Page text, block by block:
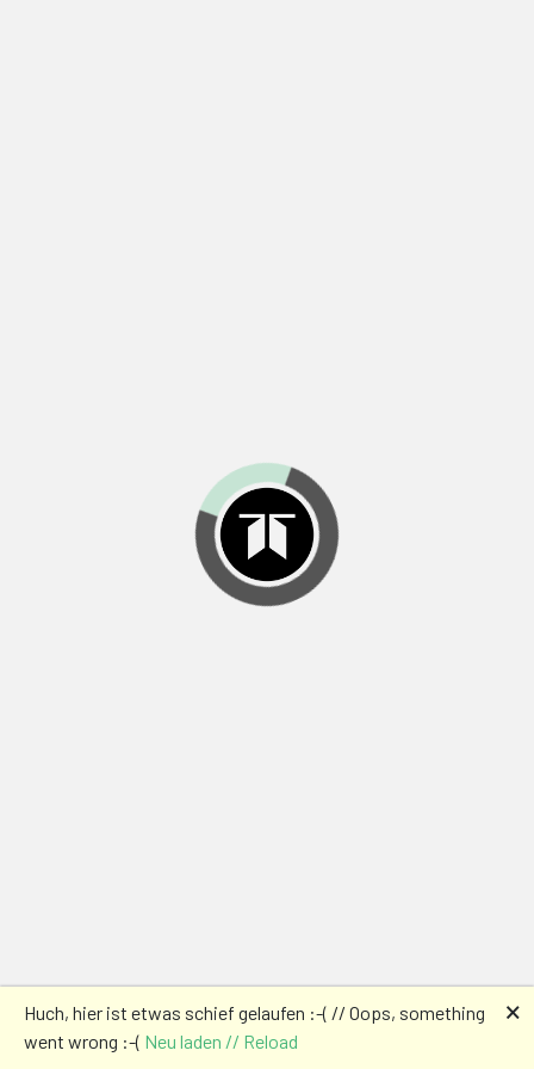
Huch, hier ist etwas schief gelaufen :-( // Oops, something
went wrong :-( Neu laden // Reload
🗙